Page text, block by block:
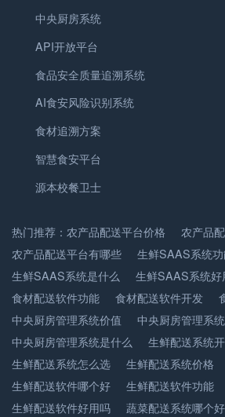
中央厨房系统
API开放平台
食品安全质量追溯系统
AI食安风险识别系统
食材追溯方案
智慧食安平台
源本校餐卫士
热门推荐： 农产品配送平台价格
农产品
农产品配送平台有哪些
生鲜SAAS系统
生鲜SAAS系统是什么
生鲜SAAS系统好
食材配送软件功能
食材配送软件开发
中央厨房管理系统价值
中央厨房管理系
中央厨房管理系统是什么
生鲜配送系统
生鲜配送系统怎么选
生鲜配送系统价格
生鲜配送软件哪个好
生鲜配送软件功能
生鲜配送软件好用吗
蔬菜配送系统哪个好